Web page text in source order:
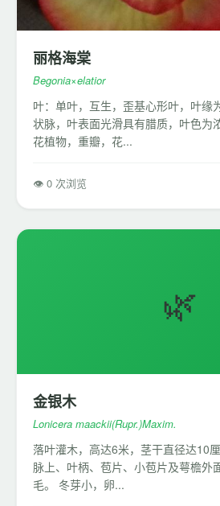
丽格海棠
Begonia×elatior
叶：单叶，互生，歪基心形叶，叶缘
状脉，叶表面光滑具有腊质，叶色为
花植物，重瓣，花...
👁 0 次浏览
🌿
金银木
Lonicera maackii(Rupr.)Maxim.
落叶灌木，高达6米，茎干直径达10
脉上、叶柄、苞片、小苞片及萼檐外
毛。 冬芽小，卵...